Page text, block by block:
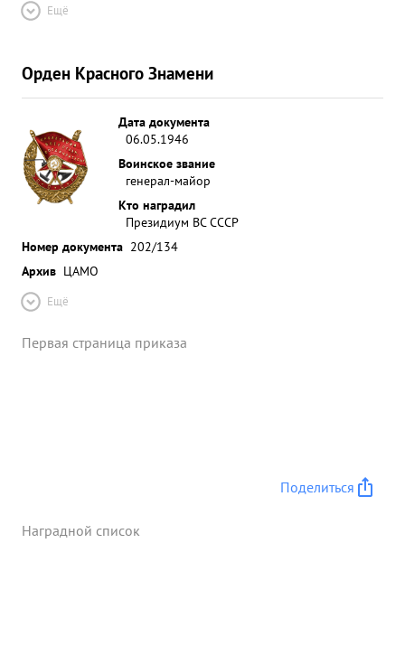
Ещё
Орден Красного Знамени
Дата документа
06.05.1946
Воинское звание
генерал-майор
Кто наградил
Президиум ВС СССР
Номер документа 202/134
Архив ЦАМО
Ещё
Первая страница приказа
Поделиться
Наградной список